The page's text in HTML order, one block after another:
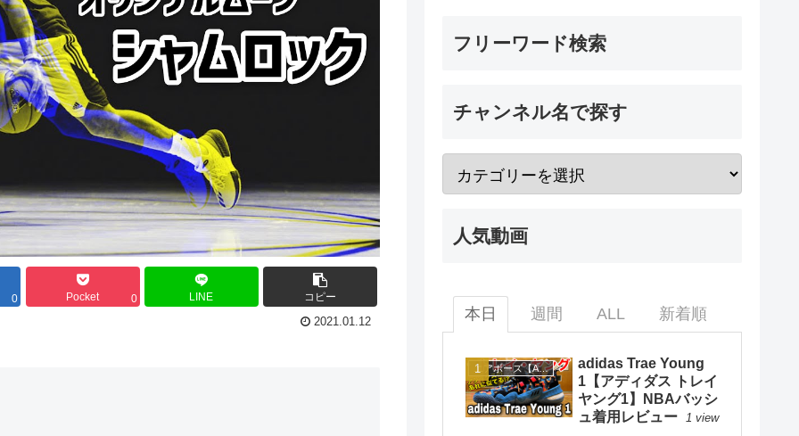
0 Pocket 0 LINE コピー
2021.01.12
フリーワード検索
チャンネル名で探す
人気動画
本日 週間 ALL 新着順
エアボーズ【Airbowz 】
adidas Trae Young
1【アディダス トレイ
ヤング1】NBAバッシ
ュ着用レビュー
1 view